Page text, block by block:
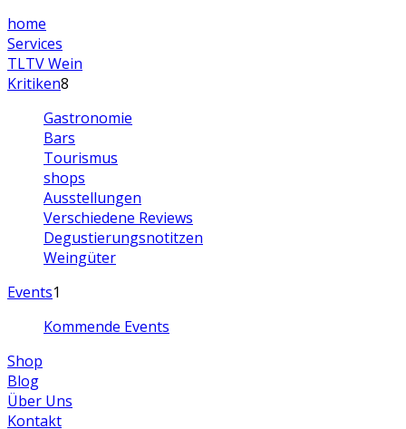
home
Services
TLTV Wein
Kritiken8
Gastronomie
Bars
Tourismus
shops
Ausstellungen
Verschiedene Reviews
Degustierungsnotitzen
Weingüter
Events1
Kommende Events
Shop
Blog
Über Uns
Kontakt